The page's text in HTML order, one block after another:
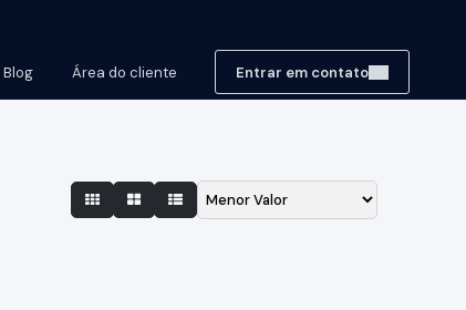
Entrar em contato
Área do cliente
Blog